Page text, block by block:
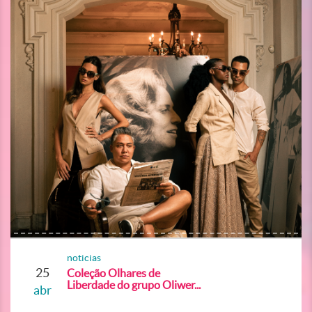
25
abr
noticias
Coleção Olhares de
Liberdade do grupo Oliwer...